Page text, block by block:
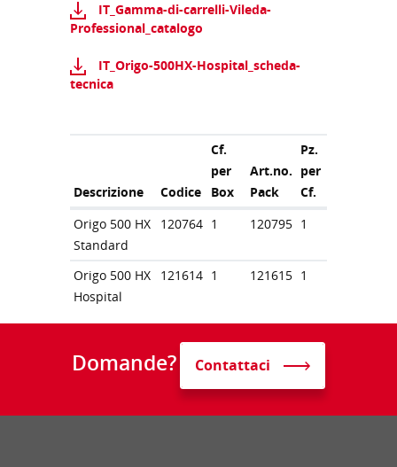
IT_Gamma-di-carrelli-Vileda-
Professional_catalogo
IT_Origo-500HX-Hospital_scheda-
tecnica
Descrizione Codice
Cf.
per
Box
Art.no.
Pack
Pz.
per
Cf.
Origo 500 HX
Standard
120764 1 120795 1
Origo 500 HX
Hospital
121614 1 121615 1
Domande? Contattaci